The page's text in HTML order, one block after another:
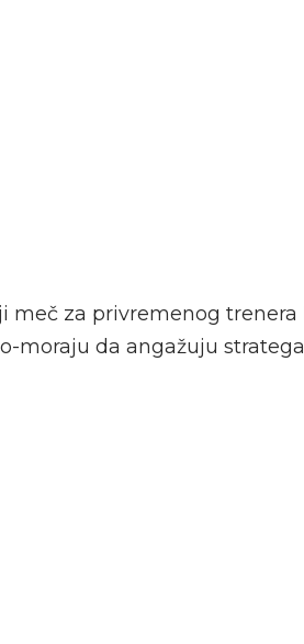
meč za privremenog trenera
moraju da angažuju